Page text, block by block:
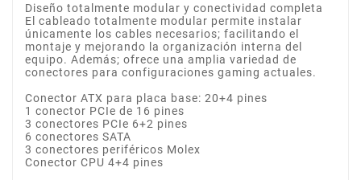
Diseño totalmente modular y conectividad completa
El cableado totalmente modular permite instalar
únicamente los cables necesarios; facilitando el
montaje y mejorando la organización interna del
equipo. Además; ofrece una amplia variedad de
conectores para configuraciones gaming actuales.
Conector ATX para placa base: 20+4 pines
1 conector PCIe de 16 pines
3 conectores PCIe 6+2 pines
6 conectores SATA
3 conectores periféricos Molex
Conector CPU 4+4 pines